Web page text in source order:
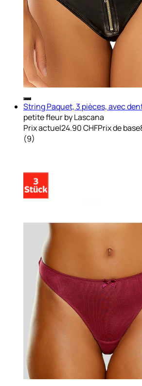
String Paquet, 3 pièces, avec
petite fleur by Lascana
Prix actuel24.90 CHFPrix de base
(9)